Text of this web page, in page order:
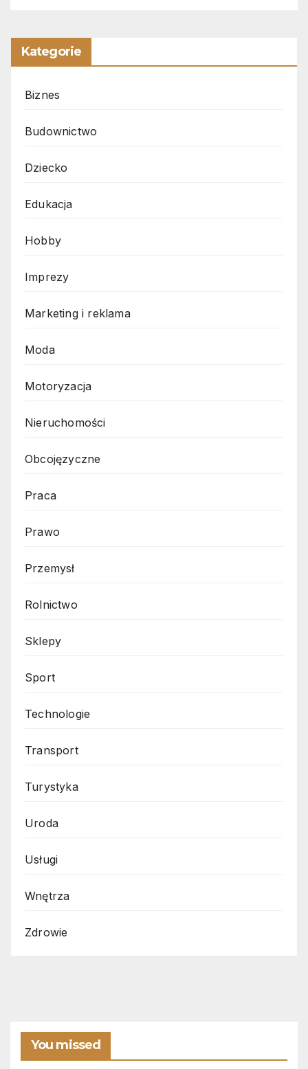
Kategorie
Biznes
Budownictwo
Dziecko
Edukacja
Hobby
Imprezy
Marketing i reklama
Moda
Motoryzacja
Nieruchomości
Obcojęzyczne
Praca
Prawo
Przemysł
Rolnictwo
Sklepy
Sport
Technologie
Transport
Turystyka
Uroda
Usługi
Wnętrza
Zdrowie
You missed